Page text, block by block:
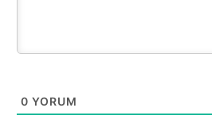
0 YORUM